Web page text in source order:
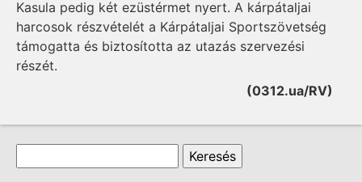
Kasula pedig két ezüstérmet nyert. A kárpátaljai
harcosok részvételét a Kárpátaljai Sportszövetség
támogatta és biztosította az utazás szervezési
részét.
(0312.ua/RV)
Keresés űrlap
Keresés